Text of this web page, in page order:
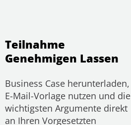
Teilnahme
Genehmigen Lassen
Business Case herunterladen,
E-Mail-Vorlage nutzen und die
wichtigsten Argumente direkt
an Ihren Vorgesetzten